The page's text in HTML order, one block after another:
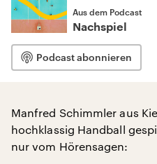
Aus dem Podcast
Nachspiel
Podcast abonnieren
Manfred Schimmler aus
hochklassig Handball
nur vom Hörensagen: